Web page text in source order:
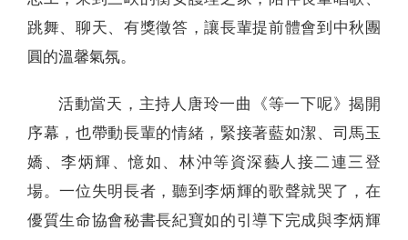
跳舞、聊天、有獎徵答，讓長輩提前體會到中秋團
圓的溫馨氣氛。
活動當天，主持人唐玲一曲《等一下呢》揭開
序幕，也帶動長輩的情緒，緊接著藍如潔、司馬玉
嬌、李炳輝、憶如、林沖等資深藝人接二連三登
場。一位失明長者，聽到李炳輝的歌聲就哭了，在
優質生命協會秘書長紀寶如的引導下完成與李炳輝